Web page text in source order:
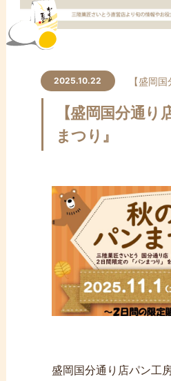
2025.10.22 【盛岡国
【盛岡国分通り
まつり』
盛岡国分通り店パン工